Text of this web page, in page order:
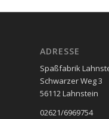
ADRESSE
Spaßfabrik
Schwarzer Weg 3
56112 Lahnstein
02621/6969754